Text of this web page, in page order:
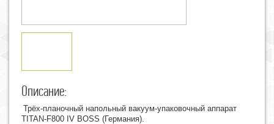
Описание:
Трёх-планочный напольный вакуум-упаковочный аппарат
TITAN-F800 IV BOSS (Германия).